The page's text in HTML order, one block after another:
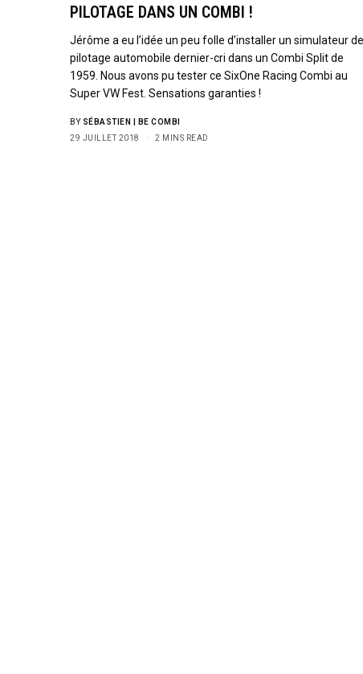
PILOTAGE DANS UN COMBI !
Jérôme a eu l’idée un peu folle d’installer un simulateur de
pilotage automobile dernier-cri dans un Combi Split de
1959. Nous avons pu tester ce SixOne Racing Combi au
Super VW Fest. Sensations garanties !
BY SÉBASTIEN | BE COMBI
29 JUILLET 2018
2 MINS READ